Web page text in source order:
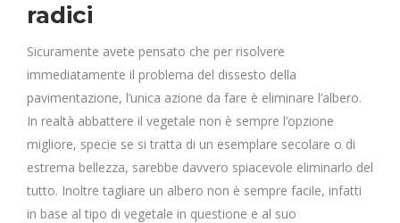
radici
Sicuramente avete pensato che per risolvere
immediatamente il problema del dissesto della
pavimentazione, l’unica azione da fare è eliminare l’albero.
In realtà abbattere il vegetale non è sempre l’opzione
migliore, specie se si tratta di un esemplare secolare o di
estrema bellezza, sarebbe davvero spiacevole eliminarlo del
tutto. Inoltre tagliare un albero non è sempre facile, infatti
in base al tipo di vegetale in questione e al suo